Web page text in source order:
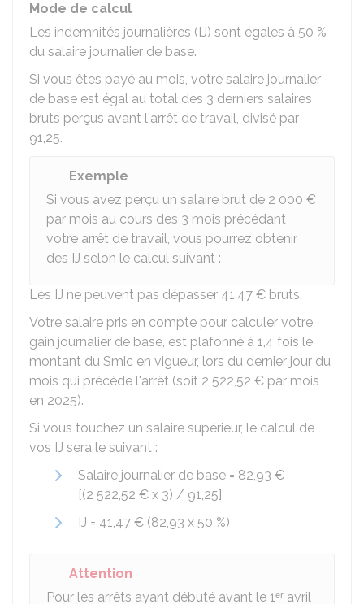
Mode de calcul
Les indemnités journalières (IJ) sont égales à 50 %
du salaire journalier de base.
Si vous êtes payé au mois, votre salaire journalier
de base est égal au total des 3 derniers salaires
bruts perçus avant l'arrêt de travail, divisé par
91,25.
Exemple
Si vous avez perçu un salaire brut de 2 000 €
par mois au cours des 3 mois précédant
votre arrêt de travail, vous pourrez obtenir
des IJ selon le calcul suivant :
Les IJ ne peuvent pas dépasser 41,47 € bruts.
Votre salaire pris en compte pour calculer votre
gain journalier de base, est plafonné à 1,4 fois le
montant du Smic en vigueur, lors du dernier jour du
mois qui précède l'arrêt (soit 2 522,52 € par mois
en 2025).
Si vous touchez un salaire supérieur, le calcul de
vos IJ sera le suivant :
Salaire journalier de base = 82,93 €
[(2 522,52 € x 3) / 91,25]
IJ = 41,47 € (82,93 x 50 %)
Attention
Pour les arrêts ayant débuté avant le 1ᵉʳ avril